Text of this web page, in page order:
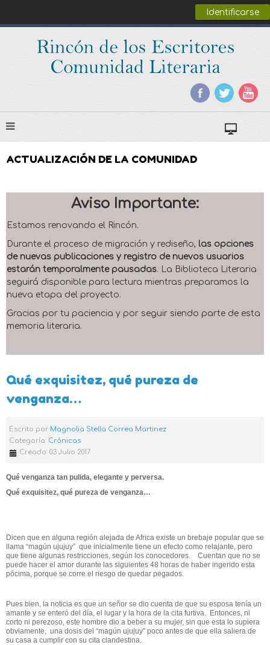
Identificarse
ACTUALIZACIÓN DE LA COMUNIDAD
Aviso Importante:
Estamos renovando el Rincón.
Durante el proceso de migración y rediseño, las opciones
de nuevas publicaciones y registro de nuevos usuarios
estarán temporalmente pausadas. La Biblioteca Literaria
seguirá disponible para lectura mientras preparamos la
nueva etapa del proyecto.
Gracias por tu paciencia y por seguir siendo parte de esta
memoria literaria.
Qué exquisitez, qué pureza de
venganza…
Escrito por Magnolia Stella Correa Martinez
Categoría: Crónicas
Creado: 03 Julio 2017
Qué venganza tan pulida, elegante y perversa.
Qué exquisitez, qué pureza de venganza…
Dicen que en alguna región alejada de Africa existe un brebaje popular que se
llama “magún ujujuy” que inicialmente tiene un efecto como relajante, pero
que tiene algunas restricciones, según los conocedores. Cuentan que no se
puede hacer el amor durante las siguientes 48 horas de haber ingerido esta
pócima, porque se corre el riesgo de quedar pegados.
Pues bien, la noticia es que un señor se dio cuenta de que su esposa tenía un
amante y se enteró del día, el lugar y la hora de la cita furtiva. Entonces, ni
corto ni perezoso, este hombre dio a beber a su mujer, sin que esta lo supiera
obviamente, una dosis del “magún ujujuy” poco antes de que ella saliera de
su casa a cumplir con su cita clandestina.